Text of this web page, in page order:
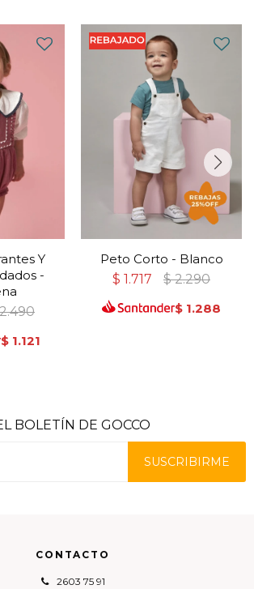
Y
-
2.490
$ 1.121
Peto Corto - Blanco
$ 1.717 $ 2.290
$ 1.288
CONTACTO
2603 75 91
BOLETÍN DE GOCCO
SUSCRIBIRME